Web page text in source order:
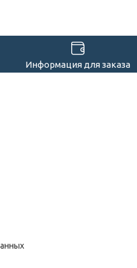
Информация для заказа